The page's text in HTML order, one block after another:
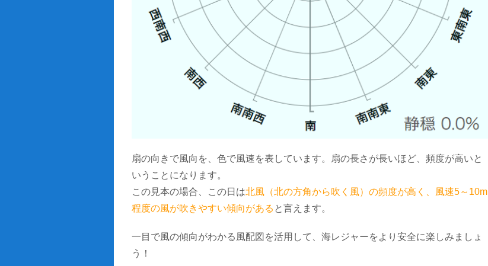
扇の向きで風向を、色で風速を表しています。扇の長さが長いほど、頻度が高いと
いうことになります。
この見本の場合、この日は北風（北の方角から吹く風）の頻度が高く、風速5～10m
程度の風が吹きやすい傾向がある と言えます。
一目で風の傾向がわかる風配図を活用して、海レジャーをより安全に楽しみましょ
う！